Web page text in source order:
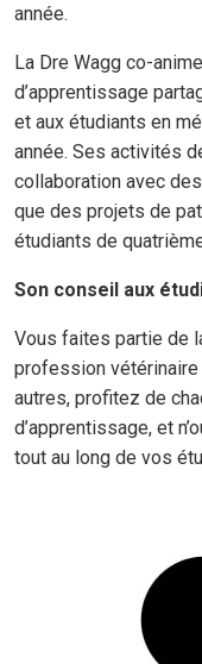
année.
La Dre Wagg co-
d’apprentissage
et aux étudiants en
année. Ses activités
collaboration avec
que des projets de
étudiants de
Son conseil aux
Vous faites partie de
profession
autres, profitez de
d’apprentissage, et
tout au long de vos